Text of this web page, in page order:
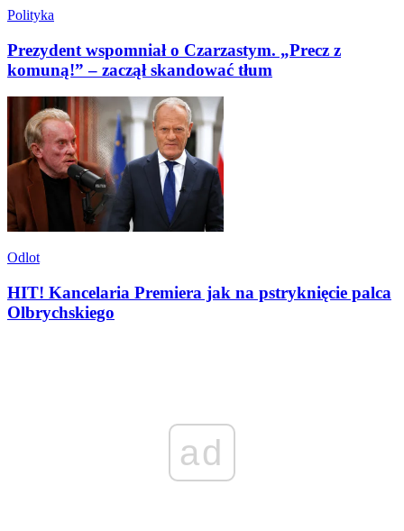
Polityka
Prezydent wspomniał o Czarzastym. „Precz z
komuną!” – zaczął skandować tłum
Odlot
HIT! Kancelaria Premiera jak na pstryknięcie palca
Olbrychskiego
ad